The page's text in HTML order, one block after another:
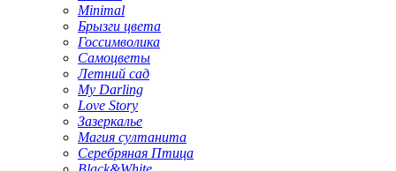
Minimal
Брызги цвета
Госсимволика
Самоцветы
Летний сад
My Darling
Love Story
Зазеркалье
Магия султанита
Серебряная Птица